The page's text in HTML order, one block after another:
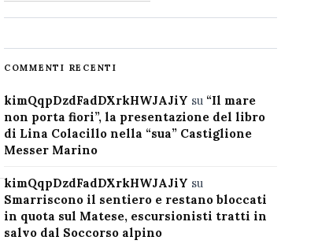
COMMENTI RECENTI
kimQqpDzdFadDXrkHWJAJiY su “Il mare
non porta fiori”, la presentazione del libro
di Lina Colacillo nella “sua” Castiglione
Messer Marino
kimQqpDzdFadDXrkHWJAJiY su
Smarriscono il sentiero e restano bloccati
in quota sul Matese, escursionisti tratti in
salvo dal Soccorso alpino